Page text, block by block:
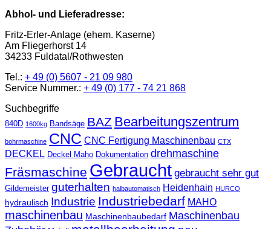
Abhol- und Lieferadresse:
Fritz-Erler-Anlage (ehem. Kaserne)
Am Fliegerhorst 14
34233 Fuldatal/Rothwesten
Tel.: + 49 (0) 5607 - 21 09 980
Service Nummer.: + 49 (0) 177 - 74 21 868
Suchbegriffe
840D 1600kg Bandsäge BAZ Bearbeitungszentrum
bohrmaschine CNC CNC Fertigung Maschinenbau CTX
DECKEL Deckel Maho Dokumentation drehmaschine
Fräsmaschine Gebraucht gebraucht sehr gut
Gildemeister guterhalten halbautomatisch Heidenhain HURCO
hydraulisch Industrie Industriebedarf MAHO
maschinenbau Maschinenbaubedarf Maschinenbau